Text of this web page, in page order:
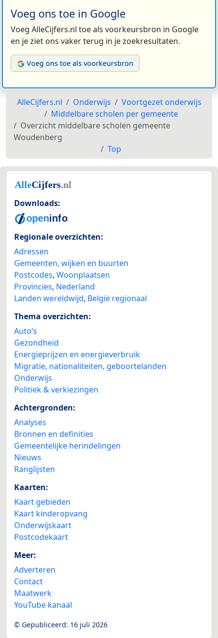
Voeg ons toe in Google
Voeg AlleCijfers.nl toe als voorkeursbron in Google
en je ziet ons vaker terug in je zoekresultaten.
Voeg ons toe als voorkeursbron
AlleCijfers.nl Onderwijs
Voortgezet onderwijs
Middelbare scholen per gemeente
Overzicht middelbare scholen gemeente
Woudenberg
Top
Downloads:
Regionale overzichten:
Adressen
Gemeenten, wijken en buurten
Postcodes, Woonplaatsen
Provincies, Nederland
Landen wereldwijd, België regionaal
Thema overzichten:
Auto’s
Gezondheid
Energieprijzen en energieverbruik
Migratie, nationaliteiten, geboortelanden
Onderwijs
Politiek & verkiezingen
Achtergronden:
Analyses
Bronnen en definities
Gemeentelijke herindelingen
Nieuws
Ranglijsten
Kaarten:
Kaart gebieden
Kaart kinderopvang
Onderwijskaart
Postcodekaart
Meer:
Adverteren
Contact
Maatwerk
YouTube kanaal
© Gepubliceerd: 16 juli 2026